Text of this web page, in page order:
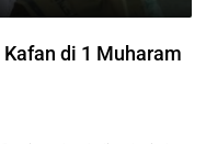
di 1 Muharam